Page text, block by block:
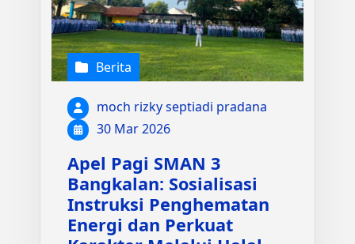
Berita
moch rizky septiadi pradana
30 Mar 2026
Apel Pagi SMAN 3
Bangkalan: Sosialisasi
Instruksi Penghematan
Energi dan Perkuat